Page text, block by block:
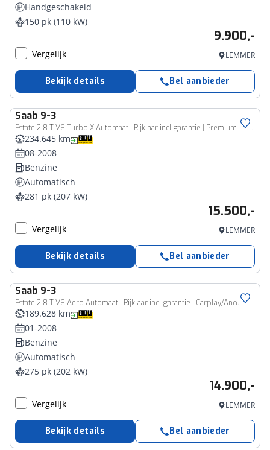
Handgeschakeld
150 pk (110 kW)
9.900,-
Vergelijk LEMMER
Bekijk details Bel aanbieder
Saab 9-3
Estate 2.8 T V6 Turbo X Automaat | Rijklaar incl garantie | Premium leer Bose Darktint Xenon meesturend
234.645 km
08-2008
Benzine
Automatisch
281 pk (207 kW)
15.500,-
Vergelijk LEMMER
Bekijk details Bel aanbieder
Saab 9-3
Estate 2.8 T V6 Aero Automaat | Rijklaar incl garantie | Carplay/Android Auto Trekhaak Leer Stoelverwarming
189.628 km
01-2008
Benzine
Automatisch
275 pk (202 kW)
14.900,-
Vergelijk LEMMER
Bekijk details Bel aanbieder